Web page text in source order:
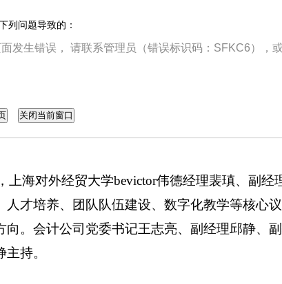
列问题导致的：
发生错误， 请联系管理员（错误标识码：SFKC6），
上海对外经贸大学bevictor伟德经理裴瑱、副
人才培养、团队队伍建设、数字化教学等核心
向。会计公司党委书记王志亮、副经理邱静、
持。